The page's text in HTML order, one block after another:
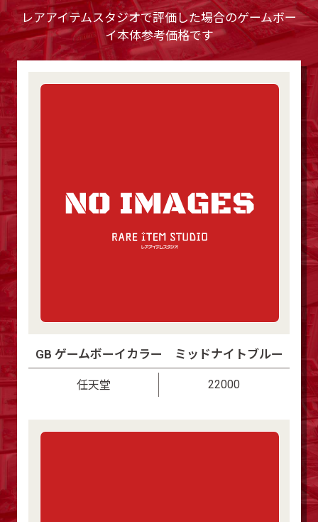
レアアイテムスタジオで評価した場合のゲームボー
イ本体参考価格です
GB ゲームボーイカラー ミッドナイトブルー
任天堂 22000